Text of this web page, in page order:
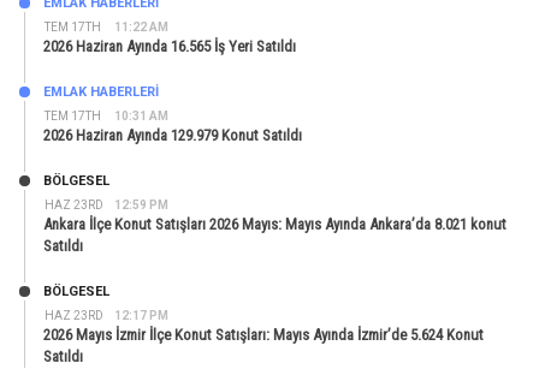
TEM 17TH 11:22 AM
EMLAK HABERLERI
2026 Haziran Ayında 16.565 İş Yeri Satıldı
TEM 17TH 10:31 AM
EMLAK HABERLERI
2026 Haziran Ayında 129.979 Konut Satıldı
HAZ 23RD 12:59 PM
BÖLGESEL
Ankara İlçe Konut Satışları 2026 Mayıs: Mayıs Ayında Ankara’da 8.021 konut
Satıldı
HAZ 23RD 12:17 PM
BÖLGESEL
2026 Mayıs İzmir İlçe Konut Satışları: Mayıs Ayında İzmir’de 5.624 Konut
Satıldı